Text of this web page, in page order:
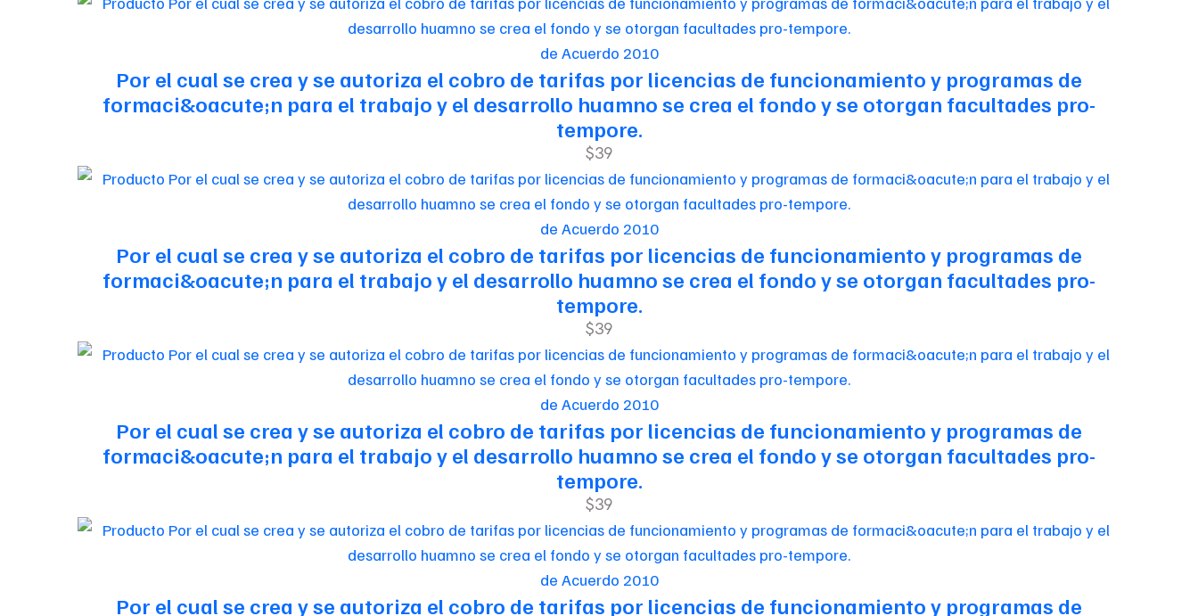
de Acuerdo 2010
Por el cual se crea y se autoriza el cobro de tarifas por licencias de funcionamiento y programas de
formaci&oacute;n para el trabajo y el desarrollo huamno se crea el fondo y se otorgan facultades pro-
tempore.
$39
de Acuerdo 2010
Por el cual se crea y se autoriza el cobro de tarifas por licencias de funcionamiento y programas de
formaci&oacute;n para el trabajo y el desarrollo huamno se crea el fondo y se otorgan facultades pro-
tempore.
$39
de Acuerdo 2010
Por el cual se crea y se autoriza el cobro de tarifas por licencias de funcionamiento y programas de
formaci&oacute;n para el trabajo y el desarrollo huamno se crea el fondo y se otorgan facultades pro-
tempore.
$39
de Acuerdo 2010
Por el cual se crea y se autoriza el cobro de tarifas por licencias de funcionamiento y programas de